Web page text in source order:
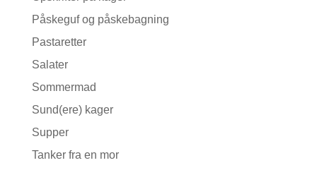
Påskeguf og påskebagning
Pastaretter
Salater
Sommermad
Sund(ere) kager
Supper
Tanker fra en mor